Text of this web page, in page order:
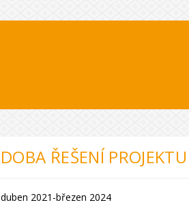
DOBA ŘEŠENÍ PROJEKTU
duben 2021-březen 2024